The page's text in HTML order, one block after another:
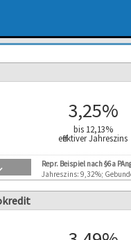
3,25%
bis 12,13%
effektiver Jahreszins
Repr. Beispiel nach §6a
Jahreszins: 9,32%;